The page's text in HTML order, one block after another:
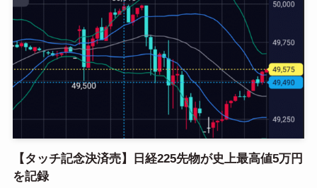
【タッチ記念決済売】日経225先物が史上最高値5万円
を記録